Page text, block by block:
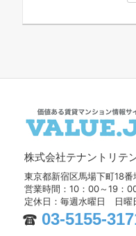
株式会社テナントリテ
東京都新宿区馬場下町18
営業時間：10：00～19：
定休日：毎週水曜日 日曜
03-5155-